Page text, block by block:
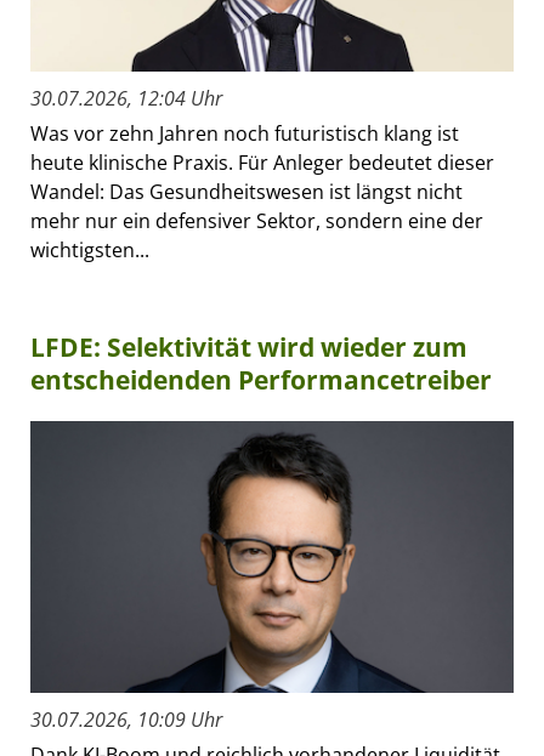
30.07.2026, 12:04 Uhr
Was vor zehn Jahren noch futuristisch klang ist
heute klinische Praxis. Für Anleger bedeutet dieser
Wandel: Das Gesundheitswesen ist längst nicht
mehr nur ein defensiver Sektor, sondern eine der
wichtigsten...
LFDE: Selektivität wird wieder zum
entscheidenden Performancetreiber
30.07.2026, 10:09 Uhr